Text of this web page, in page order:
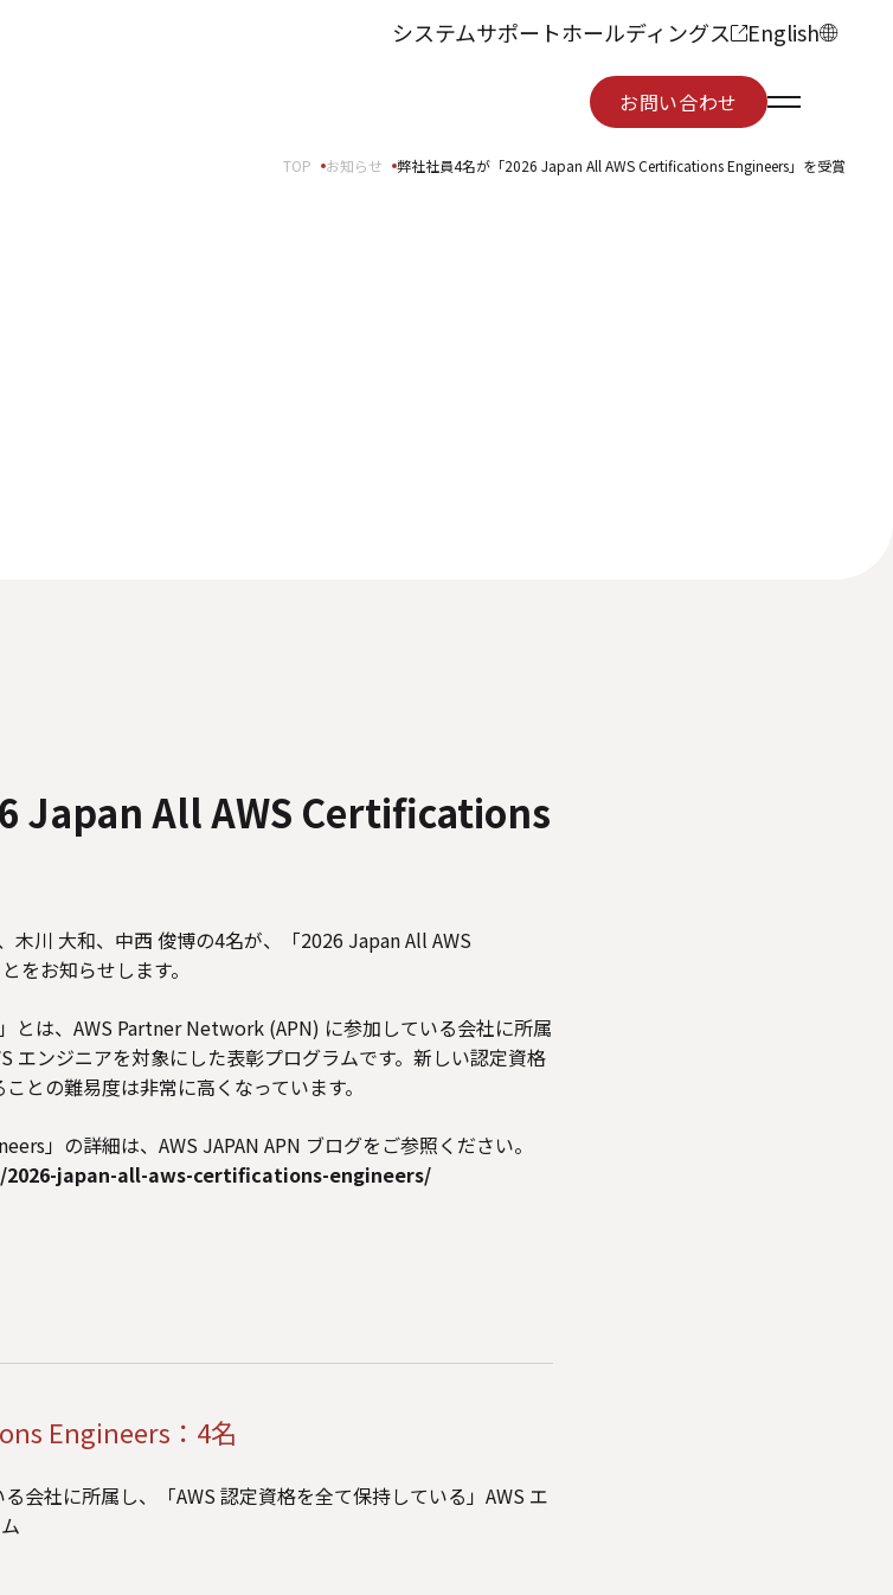
お問い合わせ
お問い合わせ
システムサポートホールディングス English
TOP お知らせ 弊社社員4名が「2026 Japan All AWS Certifications Engineers」を受賞
Japan All AWS Certifications
木川 大和、中西 俊博の4名が、「2026 Japan All AWS
お知らせします。
とは、AWS Partner Network (APN) に参加している会社に所属
エンジニアを対象にした表彰プログラムです。新しい認定資格
との難易度は非常に高くなっています。
」の詳細は、AWS JAPAN APN ブログをご参照ください。
japan-all-aws-certifications-engineers/
Engineers：4名
会社に所属し、「AWS 認定資格を全て保持している」AWS エ